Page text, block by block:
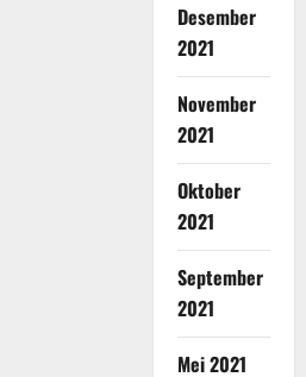
Desember
2021
November
2021
Oktober
2021
September
2021
Mei 2021